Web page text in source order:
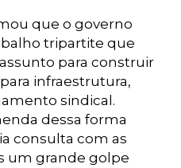
que o governo
tripartite que
para construir
infraestrutura,
sindical.
dessa forma
consulta com as
um grande golpe